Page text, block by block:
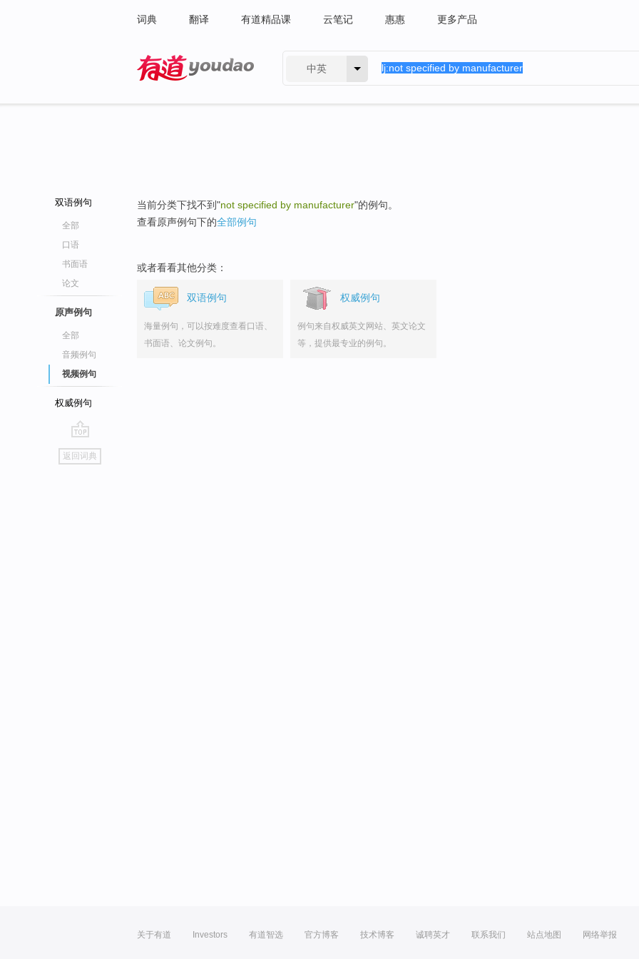
词典 翻译 有道精品课 云笔记 惠惠 更多产品
中英
双语例句
全部
口语
书面语
论文
原声例句
全部
音频例句
视频例句
权威例句
go
top
返回词典
当前分类下找不到"not specified by manufacturer"的例句。
查看原声例句下的全部例句
或者看看其他分类：
双语例句
海量例句，可以按难度查看口语、
书面语、论文例句。
权威例句
例句来自权威英文网站、英文论文
等，提供最专业的例句。
关于有道 Investors 有道智选 官方博客 技术博客 诚聘英才 联系我们 站点地图 网络举报